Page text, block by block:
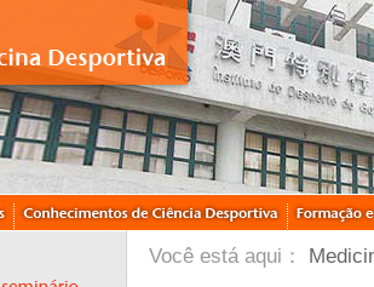
Você está aqui：